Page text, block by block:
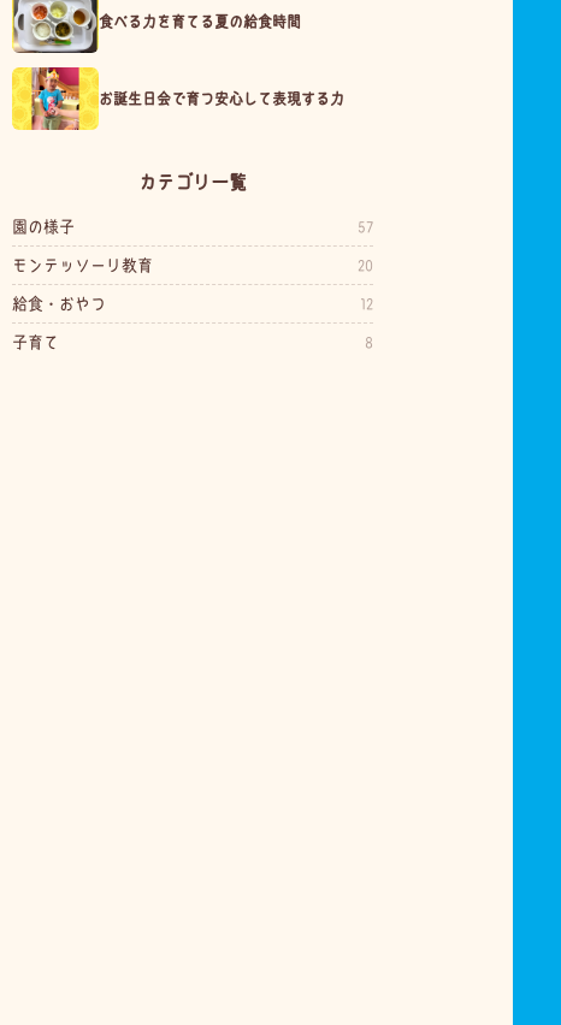
食べる力を育てる夏の給食時間
お誕生日会で育つ安心して表現する力
カテゴリ一覧
園の様子 57
モンテッソーリ教育 20
給食・おやつ 12
子育て 8